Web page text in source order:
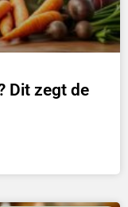
Dit zegt de